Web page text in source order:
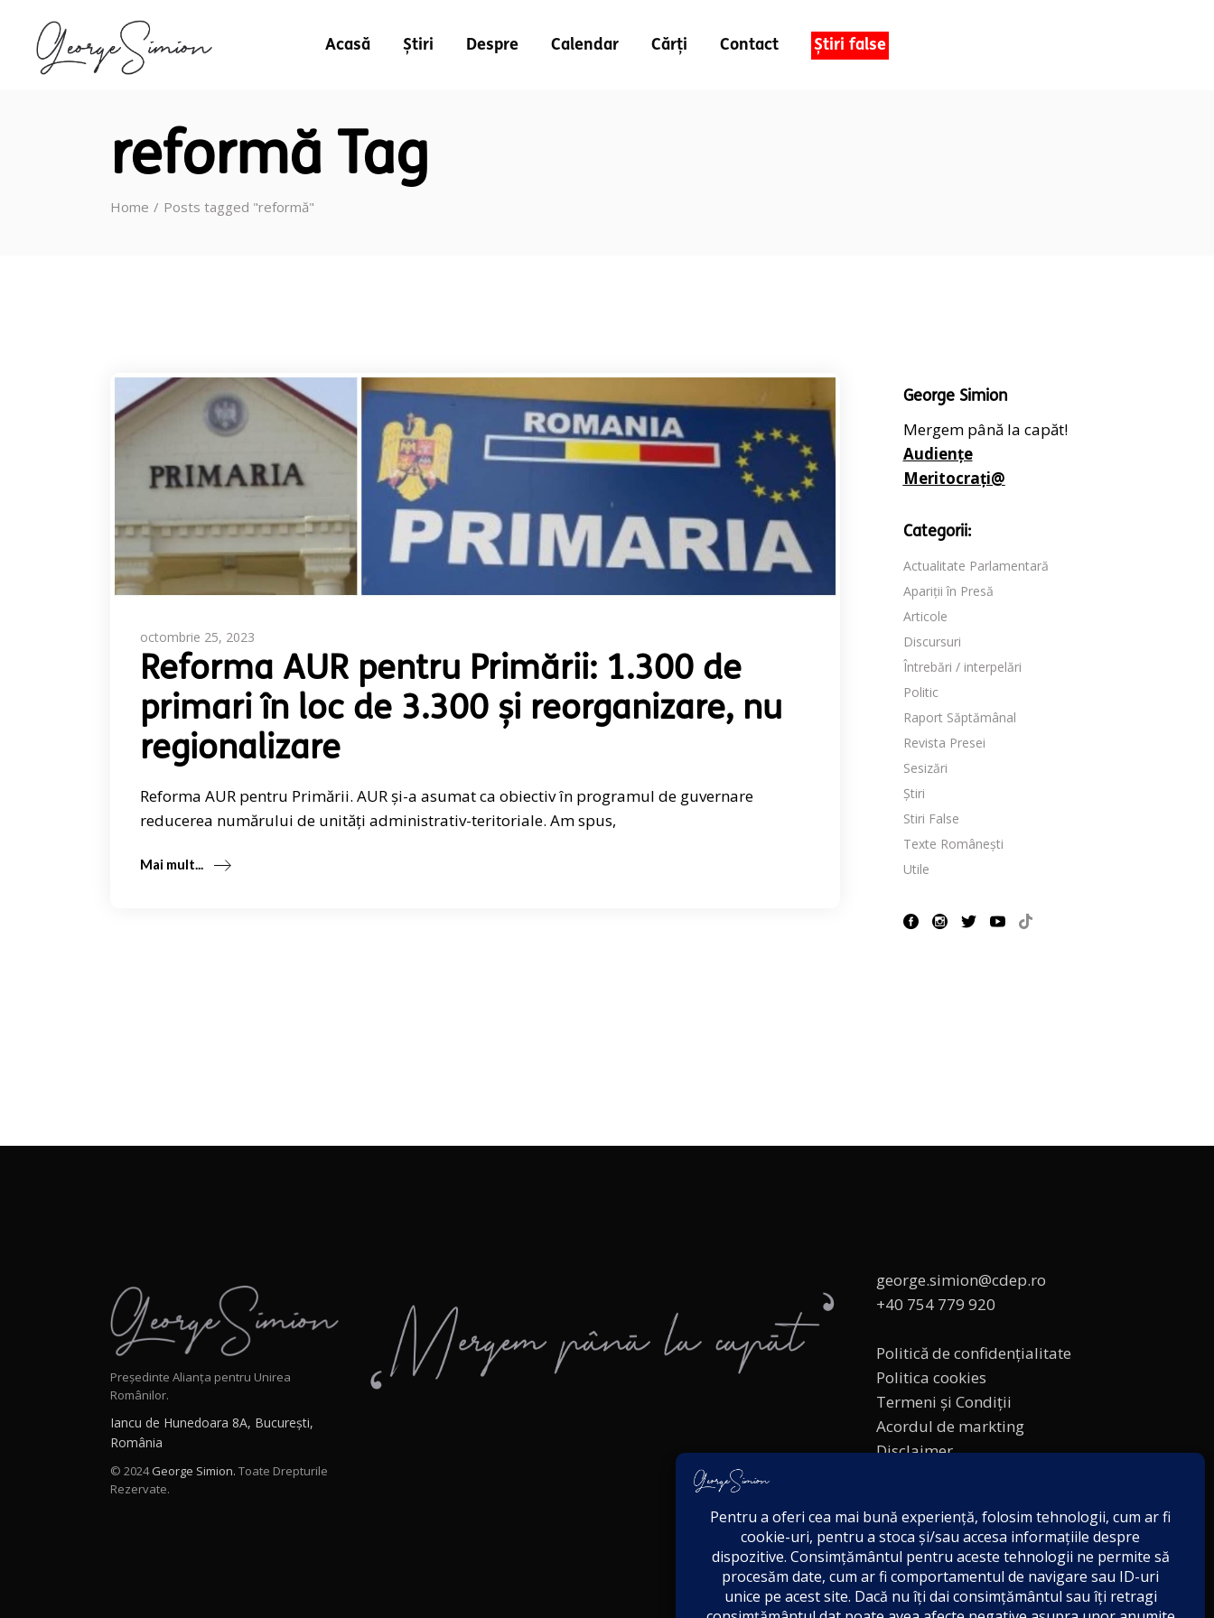
Acasă Știri Despre Calendar Cărți Contact Știri false
reformă Tag
Home Posts tagged "reformă"
octombrie 25, 2023
Reforma AUR pentru Primării: 1.300 de
primari în loc de 3.300 și reorganizare, nu
regionalizare
Reforma AUR pentru Primării. AUR și-a asumat ca obiectiv în programul de guvernare
reducerea numărului de unități administrativ-teritoriale. Am spus,
Mai mult...
George Simion
Mergem până la capăt!
Audiențe
Meritocrați@
Categorii:
Actualitate Parlamentară
Apariții în Presă
Articole
Discursuri
Întrebări / interpelări
Politic
Raport Săptămânal
Revista Presei
Sesizări
Știri
Stiri False
Texte Românești
Utile
Președinte Alianța pentru Unirea
Românilor.
Iancu de Hunedoara 8A, București,
România
© 2024George Simion. Toate Drepturile
Rezervate.
george.simion@cdep.ro
+40 754 779 920
Politică de confidențialitate
Politica cookies
Termeni și Condiții
Acordul de markting
Disclaimer